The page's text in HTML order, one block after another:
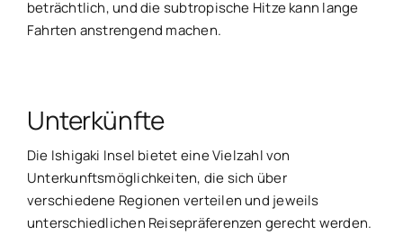
beträchtlich, und die subtropische Hitze kann lange
Fahrten anstrengend machen.
Unterkünfte
Die Ishigaki Insel bietet eine Vielzahl von
Unterkunftsmöglichkeiten, die sich über
verschiedene Regionen verteilen und jeweils
unterschiedlichen Reisepräferenzen gerecht werden.